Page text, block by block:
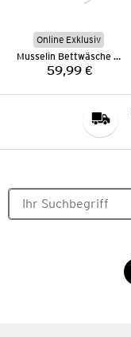
Online Exklusiv
Musselin Bettwäsche 155 x 220 cm
Preis:
59,99 €